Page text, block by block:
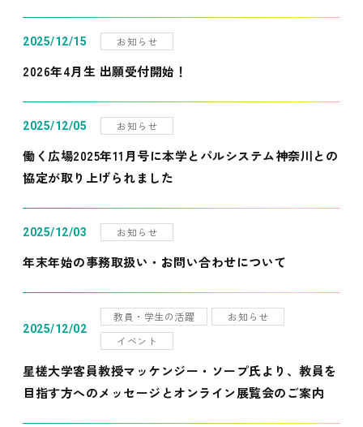
2025/12/15 お知らせ
2026年4月生 出願受付開始！
2025/12/05 お知らせ
働く広場2025年11月号に本学とパルシステム神奈川との
協定が取り上げられました
2025/12/03 お知らせ
年末年始の事務取扱い・お問い合わせについて
2025/12/02
教員・学生の活躍
お知らせ
イベント
星槎大学客員教授マッケンジー・ソープ氏より、教員を
目指す方へのメッセージとオンライン展覧会のご案内